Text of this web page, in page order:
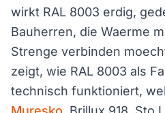
wirkt RAL 8003 erdig,
Bauherren, die Waerme
Strenge verbinden
zeigt, wie RAL 8003 als
technisch funktioniert,